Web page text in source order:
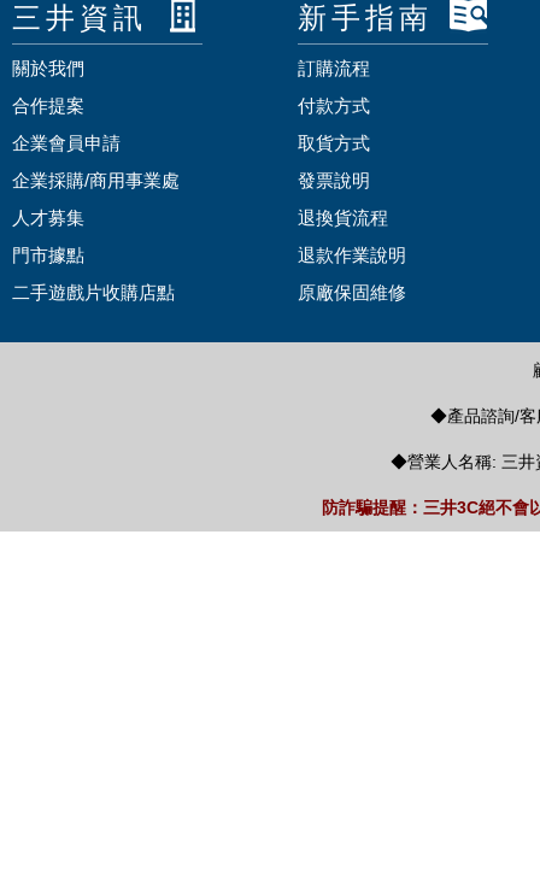
三井資訊
關於我們
合作提案
企業會員申請
企業採購/商用事業處
人才募集
門市據點
二手遊戲片收購店點
新手指南
訂購流程
付款方式
取貨方式
發票說明
退換貨流程
退款作業說明
原廠保固維修
◆產品諮詢/客
◆營業人名稱: 三井
防詐騙提醒：三井3C絕不會